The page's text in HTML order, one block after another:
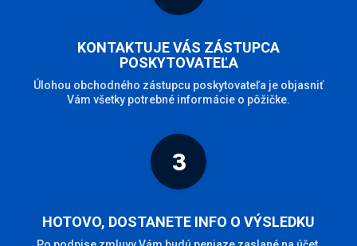
KONTAKTUJE VÁS ZÁSTUPCA
POSKYTOVATEĽA
Úlohou obchodného zástupcu poskytovateľa je objasniť
Vám všetky potrebné informácie o pôžičke.
3
HOTOVO, DOSTANETE INFO O VÝSLEDKU